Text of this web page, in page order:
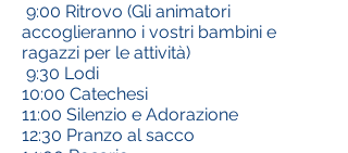
9:00 Ritrovo (Gli animatori
accoglieranno i vostri bambini e
ragazzi per le attività)
9:30 Lodi
10:00 Catechesi
11:00 Silenzio e Adorazione
12:30 Pranzo al sacco